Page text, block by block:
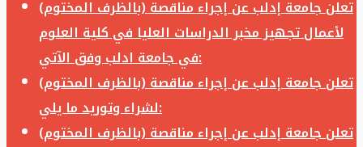
تعلن جامعة إدلب عن إجراء مناقصة (بالظرف المختوم)
لأعمال تجهيز مخبر الدراسات العليا في كلية العلوم
في جامعة ادلب وفق الآتي:
تعلن جامعة إدلب عن إجراء مناقصة (بالظرف المختوم)
لشراء وتوريد ما يلي:
تعلن جامعة إدلب عن إجراء مناقصة (بالظرف المختوم)